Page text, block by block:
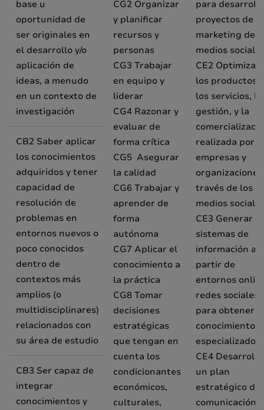
base u
oportunidad de
ser originales en
el desarrollo y/o
aplicación de
ideas, a menudo
en un contexto de
investigación
CG2 Organizar
y planificar
recursos y
personas
CG3 Trabajar
en equipo y
liderar
CG4 Razonar y
evaluar de
forma crítica
CG5 Asegurar
la calidad
CG6 Trabajar y
aprender de
forma
autónoma
CG7 Aplicar el
conocimiento a
la práctica
CG8 Tomar
decisiones
estratégicas
que tengan en
cuenta los
condicionantes
económicos,
culturales,
para
proyectos de
marketing de
medios
CE2 Optimizar
los productos,
los servicios, la
gestión, y la
realizada por
empresas y
través de los
medios
CE3 Generar
sistemas de
información a
partir de
entornos
redes sociales
para obtener
conocimiento
especializado.
CE4
un plan
estratégico de
comunicación
CB2 Saber aplicar
los conocimientos
adquiridos y tener
capacidad de
resolución de
problemas en
entornos nuevos o
poco conocidos
dentro de
contextos más
amplios (o
multidisciplinares)
relacionados con
su área de estudio
CB3 Ser capaz de
integrar
conocimientos y